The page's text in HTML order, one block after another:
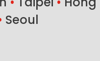
Seoul